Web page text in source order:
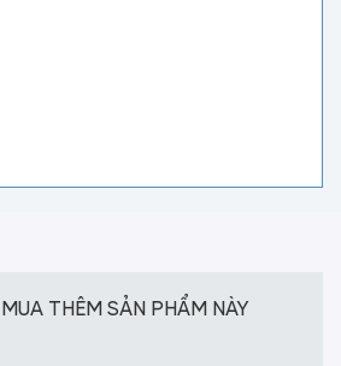
THÊM SẢN PHẨM NÀY